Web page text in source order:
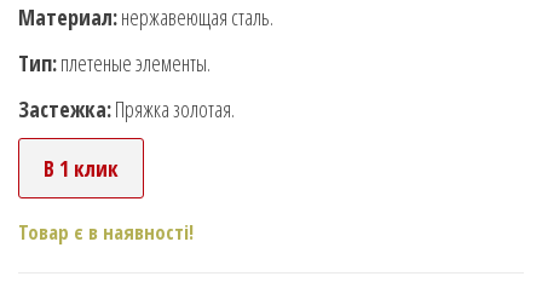
Материал:нержавеющая сталь.
Тип:плетеные элементы.
Застежка:Пряжка золотая.
В 1 клик
Товар є в наявності!